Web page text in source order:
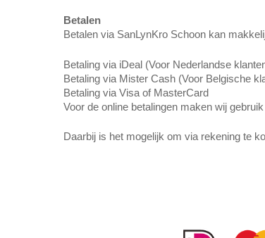
Betalen
Betalen via SanLynKro Schoon kan
Betaling via iDeal (Voor Nederlandse
Betaling via Mister Cash (Voor Belgische
Betaling via Visa of MasterCard
Voor de online betalingen maken wij
Daarbij is het mogelijk om via rekening te